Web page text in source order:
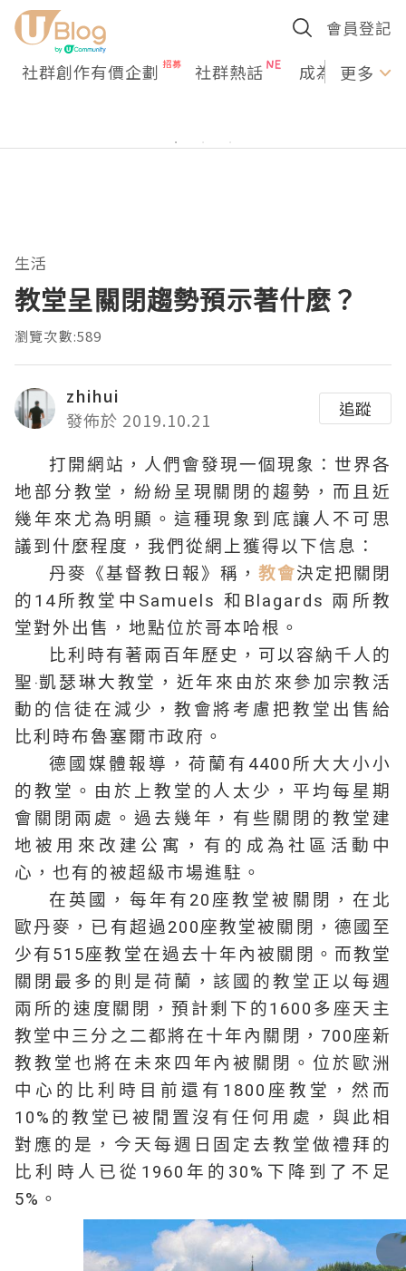
會員登記
社群創作有價企劃 社群熱話 成為U更多
生活
教堂呈關閉趨勢預示著什麼？
瀏覽次數:589
zhihui
發佈於 2019.10.21
追蹤
打開網站，人們會發現一個現象：世界各
地部分教堂，紛紛呈現關閉的趨勢，而且近
幾年來尤為明顯。這種現象到底讓人不可思
議到什麼程度，我們從網上獲得以下信息：
丹麥《基督教日報》稱， 教會決定把關閉
的14所教堂中Samuels 和Blagards 兩所教
堂對外出售，地點位於哥本哈根。
比利時有著兩百年歷史，可以容納千人的
聖‧凱瑟琳大教堂，近年來由於來參加宗教活
動的信徒在減少，教會將考慮把教堂出售給
比利時布魯塞爾市政府。
德國媒體報導，荷蘭有4400所大大小小
的教堂。由於上教堂的人太少，平均每星期
會關閉兩處。過去幾年，有些關閉的教堂建
地被用來改建公寓，有的成為社區活動中
心，也有的被超級市場進駐。
在英國，每年有20座教堂被關閉，在北
歐丹麥，已有超過200座教堂被關閉，德國至
少有515座教堂在過去十年內被關閉。而教堂
關閉最多的則是荷蘭，該國的教堂正以每週
兩所的速度關閉，預計剩下的1600多座天主
教堂中三分之二都將在十年內關閉，700座新
教教堂也將在未來四年內被關閉。位於歐洲
中心的比利時目前還有1800座教堂，然而
10%的教堂已被閒置沒有任何用處，與此相
對應的是，今天每週日固定去教堂做禮拜的
比利時人已從1960年的30%下降到了不足
5%。